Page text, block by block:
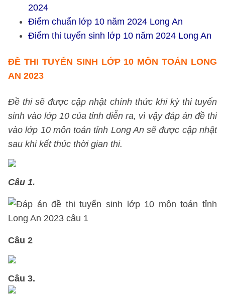
2024
Điểm chuẩn lớp 10 năm 2024 Long An
Điểm thi tuyển sinh lớp 10 năm 2024 Long An
ĐỀ THI TUYỂN SINH LỚP 10 MÔN TOÁN LONG
AN 2023
Đề thi sẽ được cập nhật chính thức khi kỳ thi tuyển
sinh vào lớp 10 của tỉnh diễn ra, vì vậy đáp án đề thi
vào lớp 10 môn toán tỉnh Long An sẽ được cập nhật
sau khi kết thúc thời gian thi.
Câu 1.
Câu 2
Câu 3.